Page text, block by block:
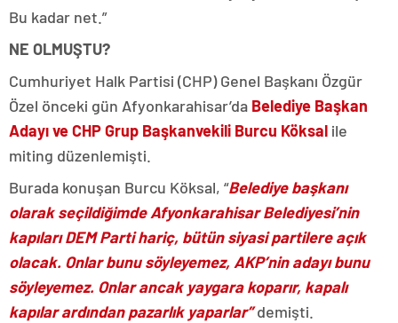
Bu kadar net.”
NE OLMUŞTU?
Cumhuriyet Halk Partisi (CHP) Genel Başkanı Özgür
Özel önceki gün Afyonkarahisar’da Belediye Başkan
Adayı ve CHP Grup Başkanvekili Burcu Köksal ile
miting düzenlemişti.
Burada konuşan Burcu Köksal, “Belediye başkanı
olarak seçildiğimde Afyonkarahisar Belediyesi’nin
kapıları DEM Parti hariç, bütün siyasi partilere açık
olacak. Onlar bunu söyleyemez, AKP’nin adayı bunu
söyleyemez. Onlar ancak yaygara koparır, kapalı
kapılar ardından pazarlık yaparlar” demişti.